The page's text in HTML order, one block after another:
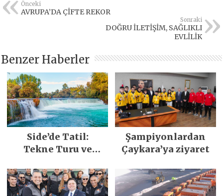
Önceki
AVRUPA’DA ÇİFTE REKOR
Sonraki
DOĞRU İLETİŞİM, SAĞLIKLI
EVLİLİK
Benzer Haberler
Side’de Tatil:
Tekne Turu ve
Şampiyonlardan
Çaykara’ya ziyaret